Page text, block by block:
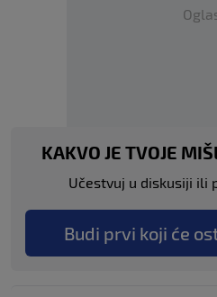
KAKVO JE TVOJE
Učestvuj u diskusiji ili
Budi prvi koji će